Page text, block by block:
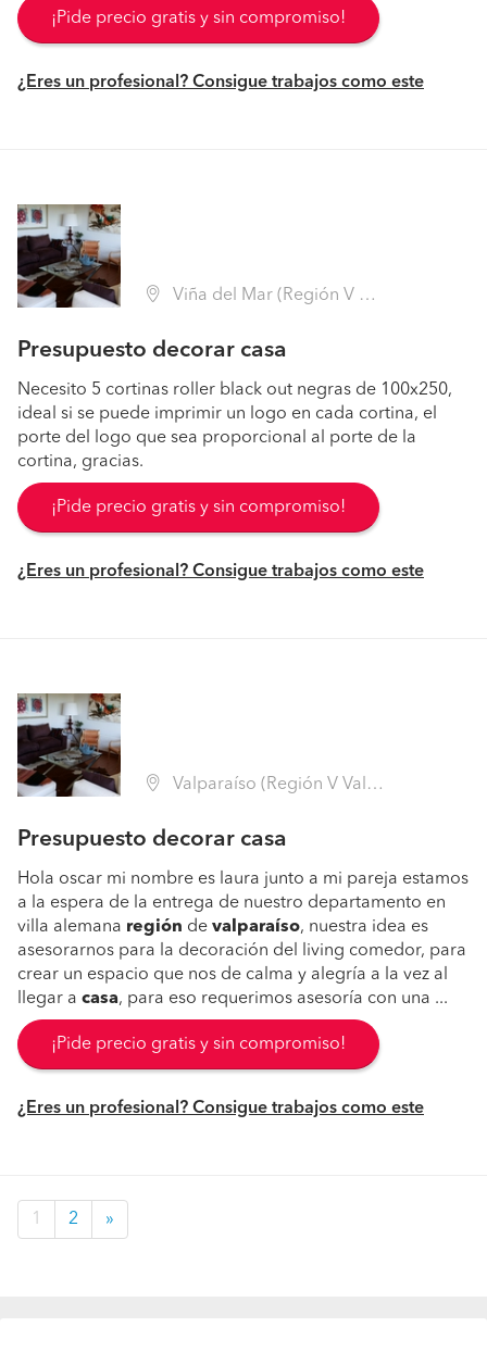
¡Pide precio gratis y sin compromiso!
¿Eres un profesional? Consigue trabajos como este
Viña del Mar (Región V Valparaíso - Valparaíso)
Presupuesto decorar casa
Necesito 5 cortinas roller black out negras de 100x250,
ideal si se puede imprimir un logo en cada cortina, el
porte del logo que sea proporcional al porte de la
cortina, gracias.
¡Pide precio gratis y sin compromiso!
¿Eres un profesional? Consigue trabajos como este
Valparaíso (Región V Valparaíso - Valparaíso)
Presupuesto decorar casa
Hola oscar mi nombre es laura junto a mi pareja estamos
a la espera de la entrega de nuestro departamento en
villa alemana región de valparaíso, nuestra idea es
asesorarnos para la decoración del living comedor, para
crear un espacio que nos de calma y alegría a la vez al
llegar a casa, para eso requerimos asesoría con una ...
¡Pide precio gratis y sin compromiso!
¿Eres un profesional? Consigue trabajos como este
1 2 »